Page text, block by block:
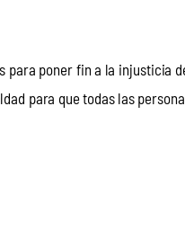
poner fin a la injusticia
para que todas las